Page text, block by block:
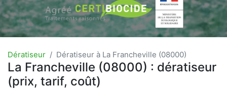
Dératiseur Dératiseur à La Francheville (08000)
La Francheville (08000) : dératiseur
(prix, tarif, coût)